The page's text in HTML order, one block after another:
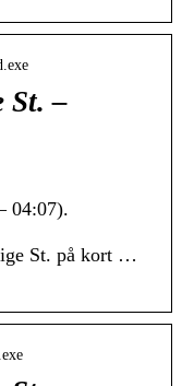
St. –
04:07).
St. på kort …